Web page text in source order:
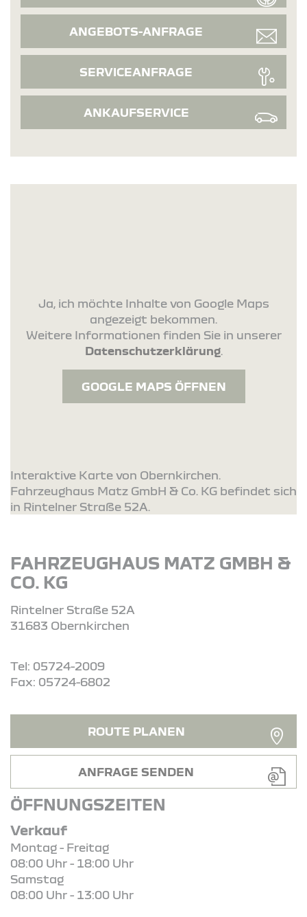
ANGEBOTS-ANFRAGE
SERVICEANFRAGE
ANKAUFSERVICE
Ja, ich möchte Inhalte von Google Maps
angezeigt bekommen.
Weitere Informationen finden Sie in unserer
Datenschutzerklärung.
GOOGLE MAPS ÖFFNEN
Interaktive Karte von Obernkirchen.
Fahrzeughaus Matz GmbH & Co. KG befindet sich
in Rintelner Straße 52A.
FAHRZEUGHAUS MATZ GMBH &
CO. KG
Rintelner Straße 52A
31683 Obernkirchen
Tel: 05724-2009
Fax: 05724-6802
ROUTE PLANEN
ANFRAGE SENDEN
ÖFFNUNGSZEITEN
Verkauf
Montag - Freitag
08:00 Uhr - 18:00 Uhr
Samstag
08:00 Uhr - 13:00 Uhr